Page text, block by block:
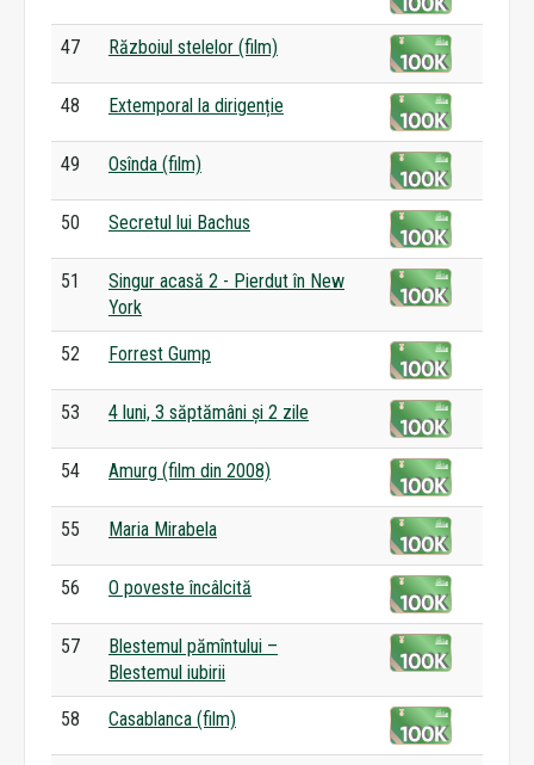
47 Războiul stelelor (film)
48 Extemporal la dirigenție
49 Osînda (film)
50 Secretul lui Bachus
51
Singur acasă 2 - Pierdut în New
York
52 Forrest Gump
53 4 luni, 3 săptămâni și 2 zile
54 Amurg (film din 2008)
55 Maria Mirabela
56 O poveste încâlcită
57
Blestemul pămîntului –
Blestemul iubirii
58 Casablanca (film)